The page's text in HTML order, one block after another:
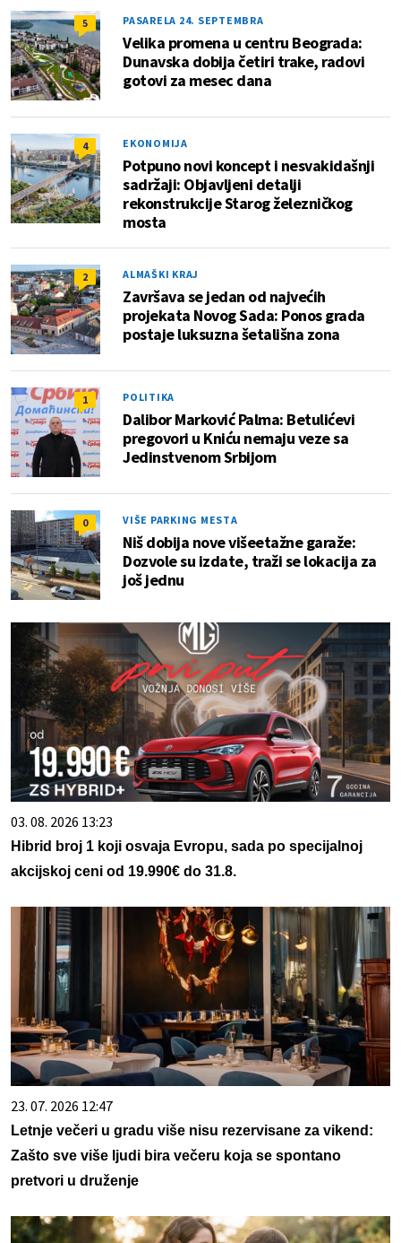
5 PASARELA 24. SEPTEMBRA
Velika promena u centru Beograda:
Dunavska dobija četiri trake, radovi
gotovi za mesec dana
4 EKONOMIJA
Potpuno novi koncept i nesvakidašnji
sadržaji: Objavljeni detalji
rekonstrukcije Starog železničkog
mosta
2 ALMAŠKI KRAJ
Završava se jedan od najvećih
projekata Novog Sada: Ponos grada
postaje luksuzna šetališna zona
1 POLITIKA
Dalibor Marković Palma: Betulićevi
pregovori u Kniću nemaju veze sa
Jedinstvenom Srbijom
0 VIŠE PARKING MESTA
Niš dobija nove višeetažne garaže:
Dozvole su izdate, traži se lokacija za
još jednu
03. 08. 2026 13:23
Hibrid broj 1 koji osvaja Evropu, sada po specijalnoj
akcijskoj ceni od 19.990€ do 31.8.
23. 07. 2026 12:47
Letnje večeri u gradu više nisu rezervisane za vikend:
Zašto sve više ljudi bira večeru koja se spontano
pretvori u druženje